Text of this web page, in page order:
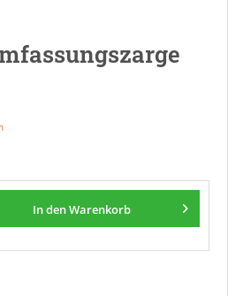
In denWarenkorb